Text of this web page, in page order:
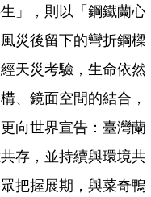
」，則以「鋼鐵蘭心
災後留下的彎折鋼樑
天災考驗，生命依然
、鏡面空間的結合，
向世界宣告：臺灣蘭
存，並持續與環境共
把握展期，與菜奇鴨